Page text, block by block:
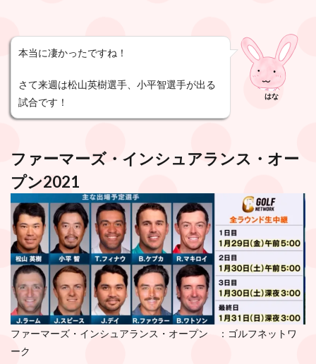
本当に凄かったですね！
さて来週は松山英樹選手、小平智選手が出る
試合です！
はな
ファーマーズ・インシュアランス・オー
プン2021
ファーマーズ・インシュアランス・オープン ：ゴルフネットワ
ーク